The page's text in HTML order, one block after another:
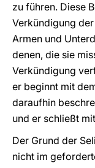
zu führen. Diese
Verkündigung
Armen und
denen, die sie
Verkündigung
er beginnt mit
daraufhin
und er schließt
Der Grund der
nicht im